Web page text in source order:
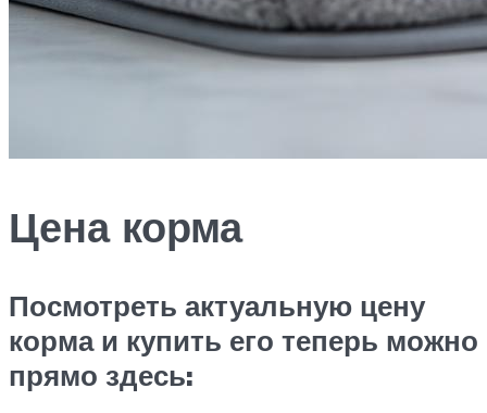
Цена корма
Посмотреть актуальную цену
корма и купить его теперь можно
прямо здесь: